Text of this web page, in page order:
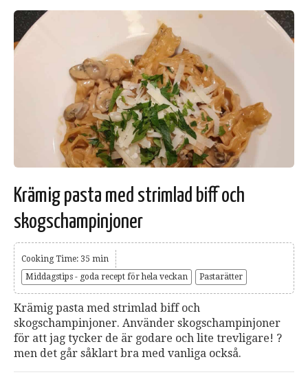
Krämig pasta med strimlad biff och
skogschampinjoner
Cooking Time: 35 min
Middagstips - goda recept för hela veckan
Pastarätter
Krämig pasta med strimlad biff och
skogschampinjoner. Använder skogschampinjoner
för att jag tycker de är godare och lite trevligare! ?
men det går såklart bra med vanliga också.